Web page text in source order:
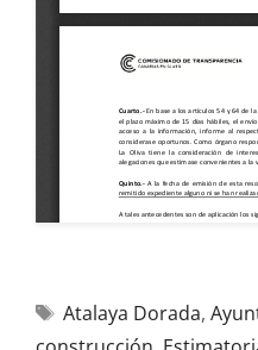
Atalaya Dorada,